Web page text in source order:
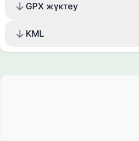
GPX жүктеу
KML